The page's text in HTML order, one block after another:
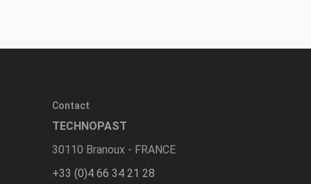
Contact
TECHNOPAST
30110 Branoux - FRANCE
+33 (0)4 66 34 21 28